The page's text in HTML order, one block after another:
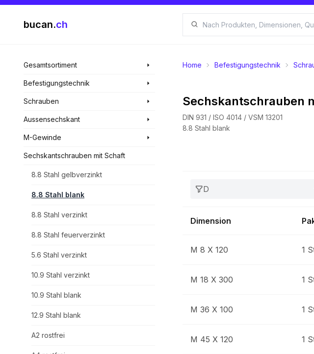
bucan.ch
Gesamtsortiment
Befestigungstechnik
Schrauben
Aussensechskant
M-Gewinde
Sechskantschrauben mit Schaft
8.8 Stahl gelbverzinkt
8.8 Stahl blank
8.8 Stahl verzinkt
8.8 Stahl feuerverzinkt
5.6 Stahl verzinkt
10.9 Stahl verzinkt
10.9 Stahl blank
12.9 Stahl blank
A2 rostfrei
Home Befestigungstechnik
Sechskantschrauben
DIN 931 / ISO 4014 / VSM 13201
8.8 Stahl blank
D
Dimension
M 8 X 120 1
M 18 X 300 1
M 36 X 100 1
M 45 X 120 1